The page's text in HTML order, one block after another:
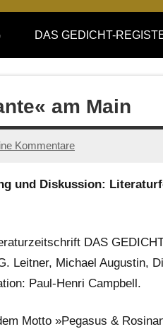
DAS GEDICHT-
am Main
Kommentare
und Diskussion:
DAS
Leitner, Michael Augustin,
Paul-Henri Campbell.
Motto »Pegasus &